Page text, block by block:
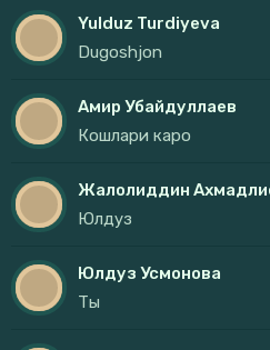
Yulduz Turdiyeva
Dugoshjon
Амир Убайдуллаев
Кошлари каро
Жалолиддин
Юлдуз
Юлдуз Усмонова
Ты